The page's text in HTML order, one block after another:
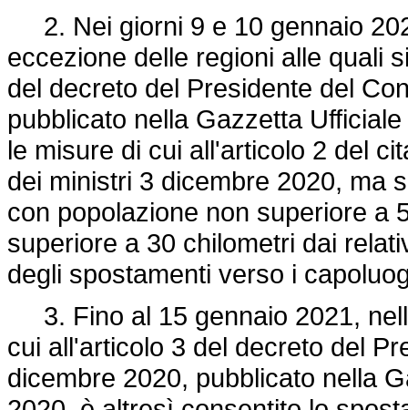
2. Nei giorni 9 e 10 gennaio
eccezione delle regioni alle quali
del decreto del Presidente del
pubblicato nella Gazzetta
le misure di cui all'articolo 2 del
dei ministri 3 dicembre 2020, ma
con popolazione non superiore a
superiore a 30 chilometri dai
degli spostamenti verso i
3. Fino al 15 gennaio 2021,
cui all'articolo 3 del decreto del
dicembre 2020, pubblicato nella